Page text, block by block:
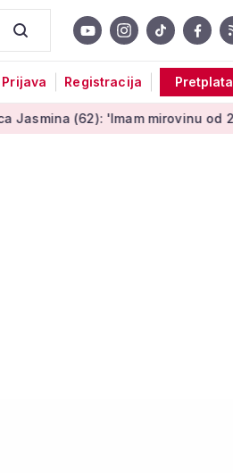
Prijava Registracija Pretplata
'Imam mirovinu od 290 eura, a